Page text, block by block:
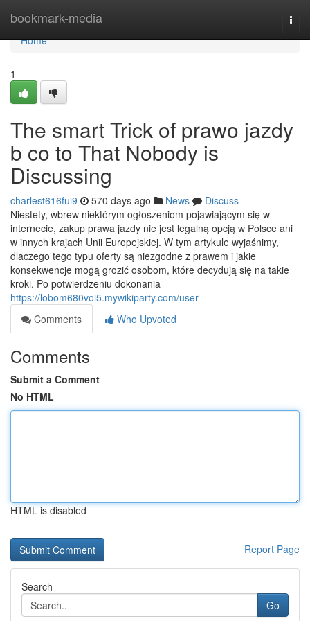
bookmark-media
Home
Home
1
The smart Trick of prawo jazdy
b co to That Nobody is
Discussing
charlest616fui9 570 days ago News
Discuss
Niestety, wbrew niektórym ogłoszeniom pojawiającym się w
internecie, zakup prawa jazdy nie jest legalną opcją w Polsce ani
w innych krajach Unii Europejskiej. W tym artykule wyjaśnimy,
dlaczego tego typu oferty są niezgodne z prawem i jakie
konsekwencje mogą grozić osobom, które decydują się na takie
kroki. Po potwierdzeniu dokonania
https://lobom680voi5.mywikiparty.com/user
Comments
Who Upvoted
Comments
Submit a Comment
No HTML
HTML is disabled
Report Page
Search
Go